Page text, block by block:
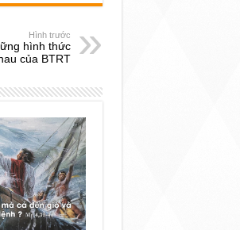
Hình trước
hình thức
của BTRT